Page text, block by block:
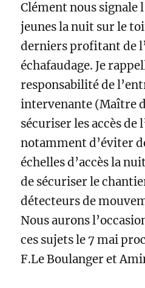
Clément nous signale
jeunes la nuit sur le
derniers profitant de
échafaudage. Je
responsabilité de
intervenante (Maître
sécuriser les accès de
notamment d’éviter
échelles d’accès la
de sécuriser le
détecteurs de
Nous aurons
ces sujets le 7 mai
F.Le Boulanger et